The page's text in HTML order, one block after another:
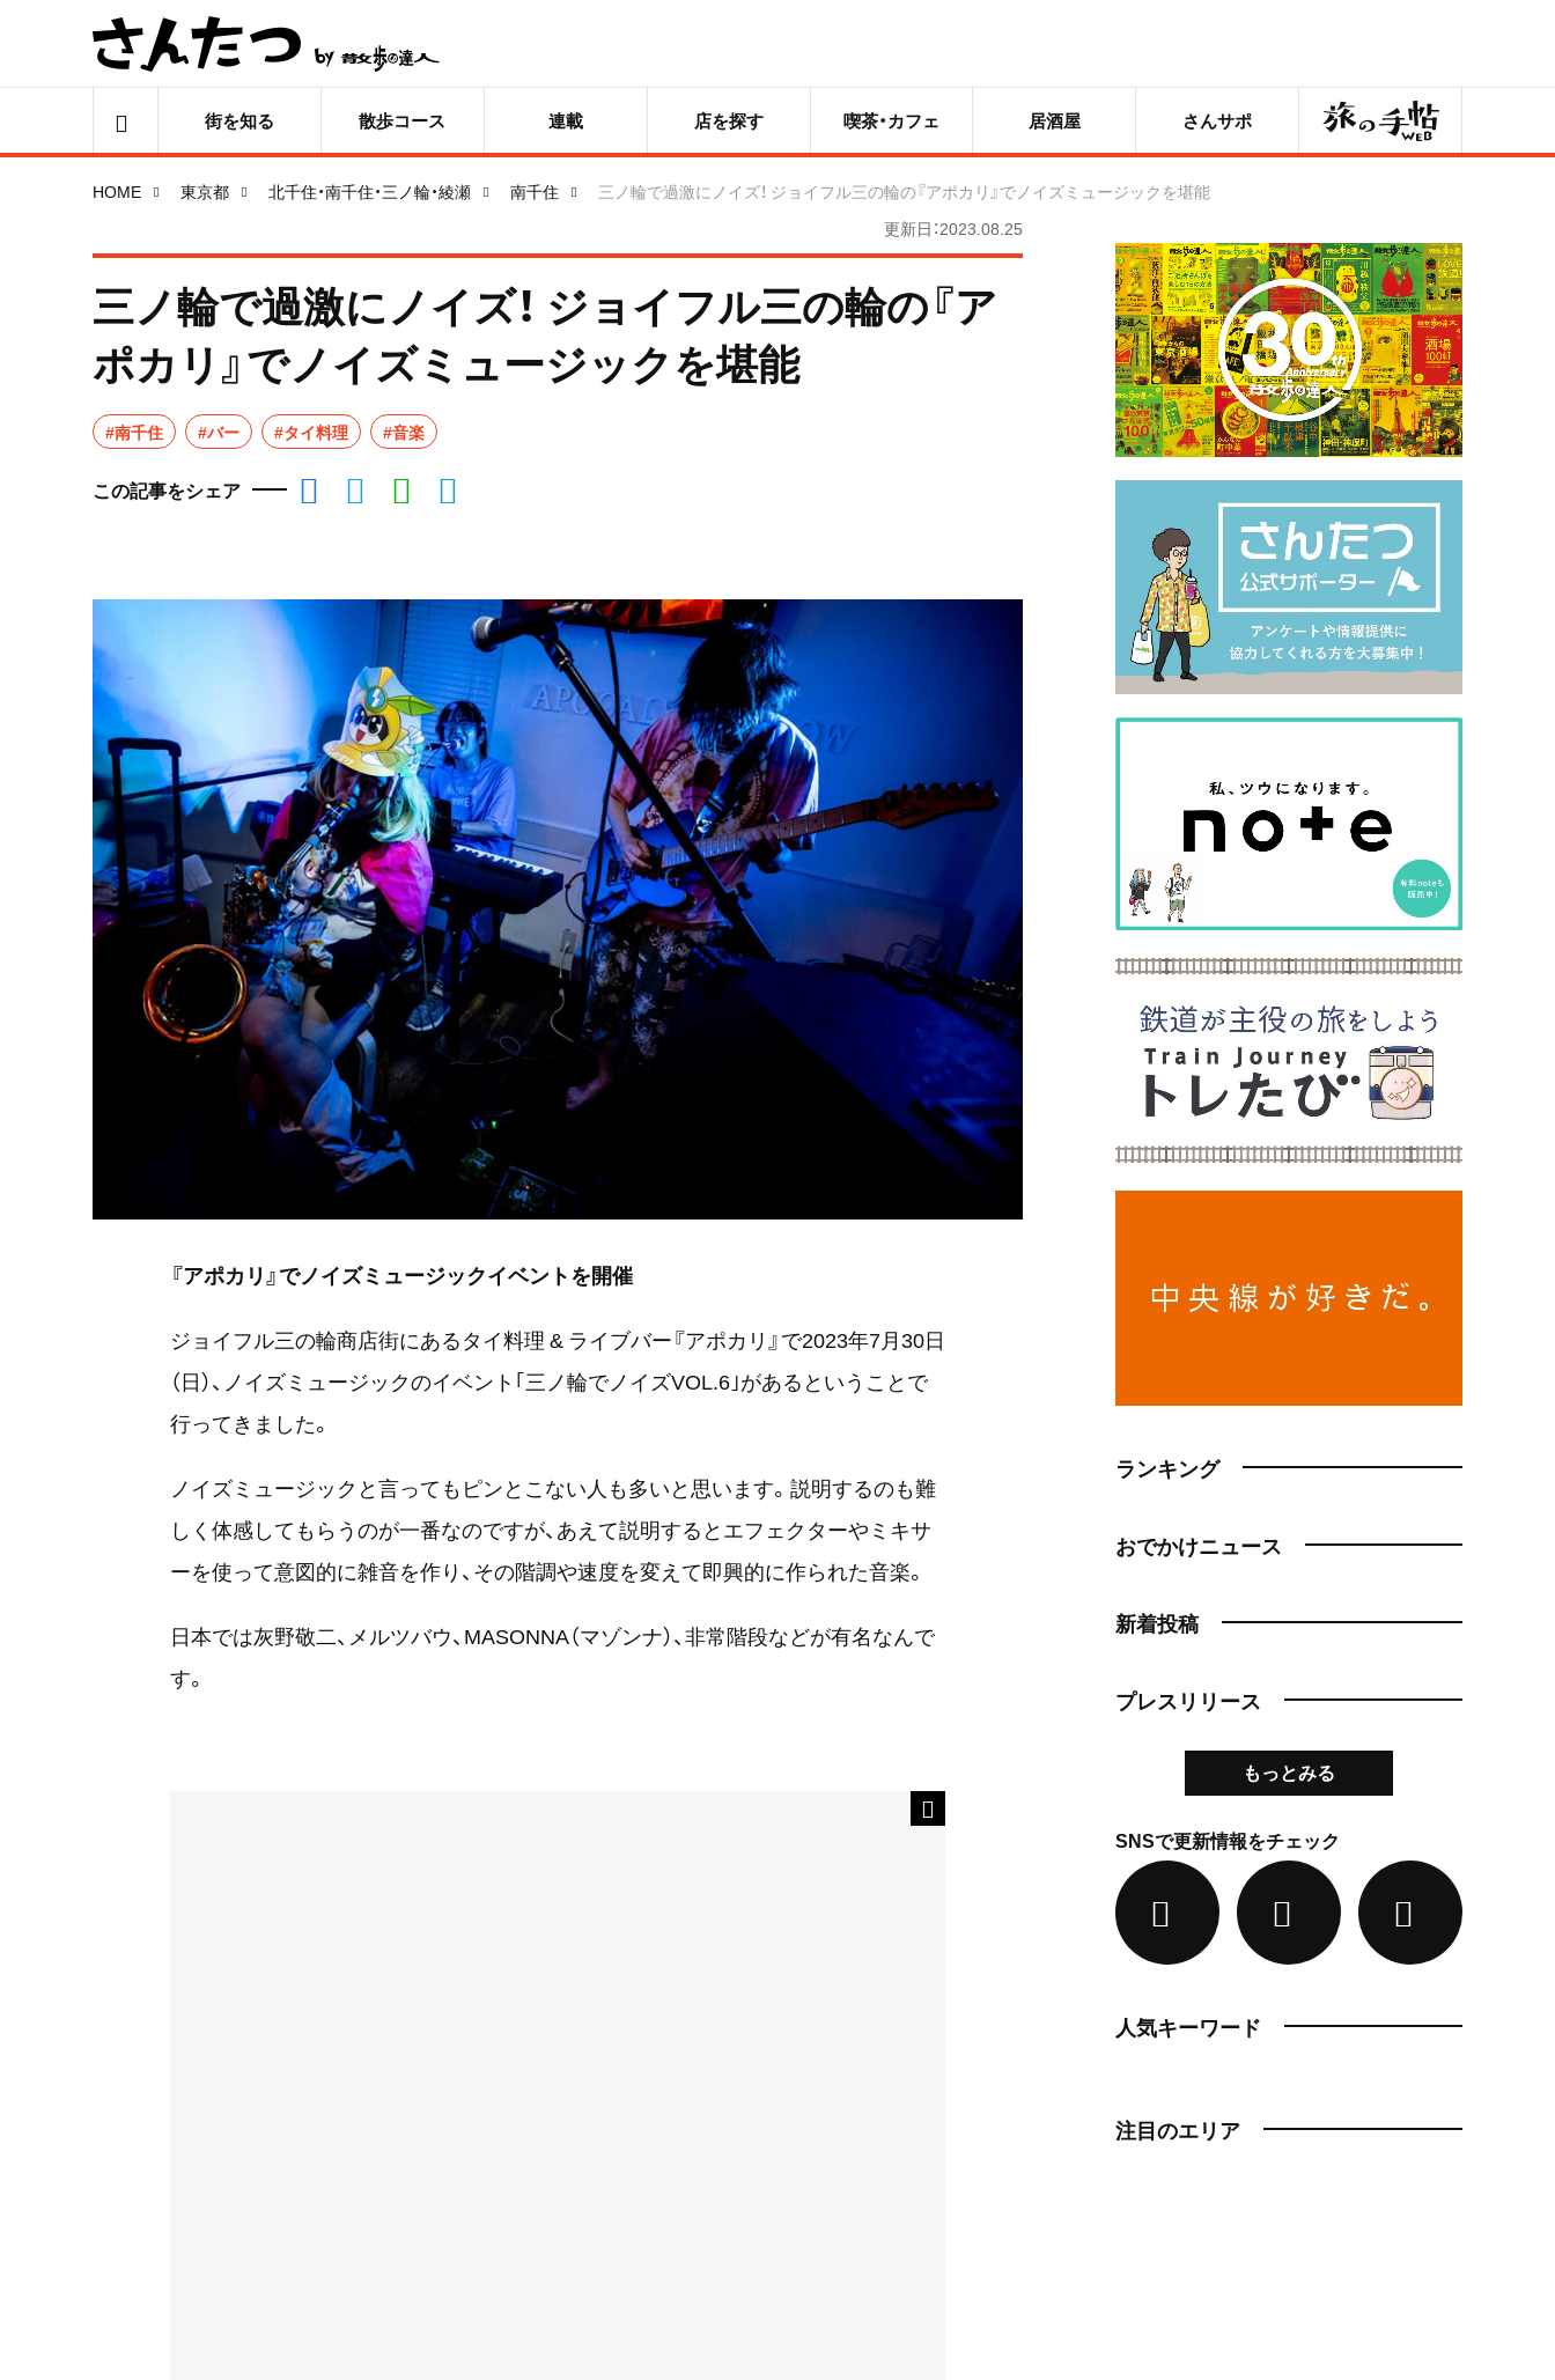
街を知る 散歩コース 連載 店を探す 喫茶・カフェ 居酒屋 さんサポ 旅の手帖
HOME 東京都 北千住・南千住・三ノ輪・綾瀬 南千住
三ノ輪で過激にノイズ！ ジョイフル三の輪の『アポカリ』でノイズミュージックを堪能
更新日：2023.08.25
三ノ輪で過激にノイズ！ ジョイフル三の輪の『ア
ポカリ』でノイズミュージックを堪能
#南千住 #バー #タイ料理 #音楽
この記事をシェア
『アポカリ』でノイズミュージックイベントを開催
ジョイフル三の輪商店街にあるタイ料理 & ライブバー『アポカリ』で2023年7月30日
（日）、ノイズミュージックのイベント｢三ノ輪でノイズVOL.6｣があるということで
行ってきました。
ノイズミュージックと言ってもピンとこない人も多いと思います。説明するのも難
しく体感してもらうのが一番なのですが、あえて説明するとエフェクターやミキサ
ーを使って意図的に雑音を作り、その階調や速度を変えて即興的に作られた音楽。
日本では灰野敬二、メルツバウ、MASONNA（マゾンナ）、非常階段などが有名なんで
す。
ランキング
おでかけニュース
新着投稿
プレスリリース
もっとみる
SNSで更新情報をチェック
人気キーワード
注目のエリア